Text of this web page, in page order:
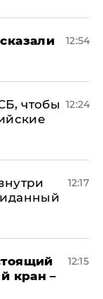
12:54
чтобы 12:24
12:17
кран –
12:15